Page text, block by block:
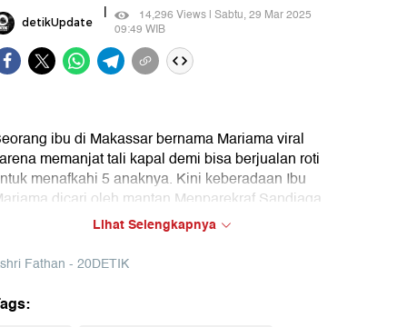
detikUpdate |
14,296 Views | Sabtu, 29 Mar 2025
09:49 WIB
ibu di Makassar bernama Mariama viral
memanjat tali kapal demi bisa berjualan roti
menafkahi 5 anaknya. Kini keberadaan Ibu
dicari oleh mantan Menparekraf Sandiaga
Lihat Selengkapnya
Fathan - 20DETIK